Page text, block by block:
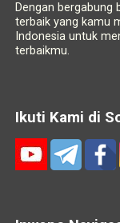
Dengan
terbaik yang kamu
Indonesia untuk
terbaikmu.
Ikuti Kami di